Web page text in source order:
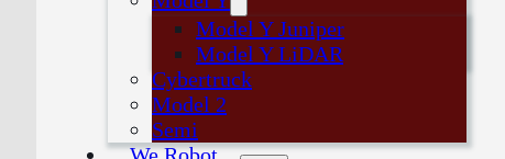
Model Y Juniper
Model Y LiDAR
Cybertruck
Model 2
Semi